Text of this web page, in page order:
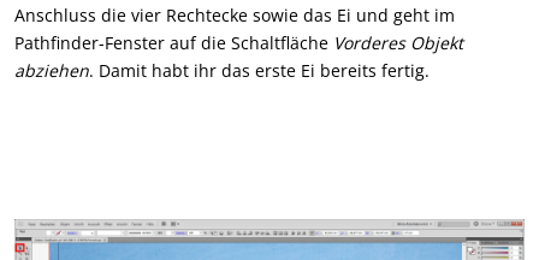
Anschluss die vier Rechtecke sowie das Ei und geht im
Pathfinder-Fenster auf die Schaltfläche Vorderes Objekt
abziehen. Damit habt ihr das erste Ei bereits fertig.